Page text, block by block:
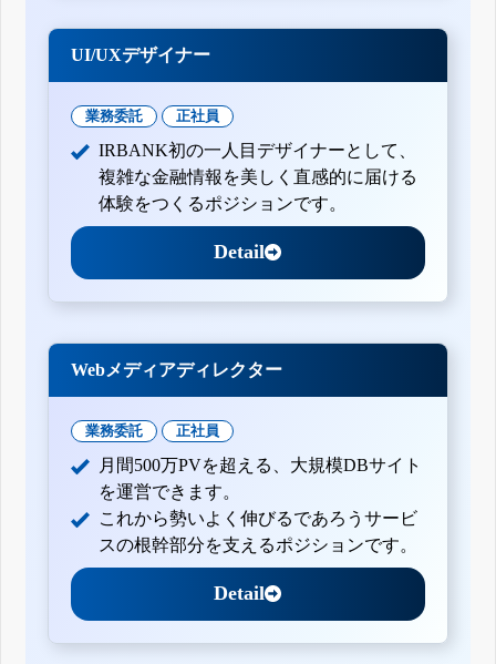
UI/UXデザイナー
業務委託 正社員
IRBANK初の一人目デザイナーとして、
複雑な金融情報を美しく直感的に届ける
体験をつくるポジションです。
Detail
Webメディアディレクター
業務委託 正社員
月間500万PVを超える、大規模DBサイト
を運営できます。
これから勢いよく伸びるであろうサービ
スの根幹部分を支えるポジションです。
Detail